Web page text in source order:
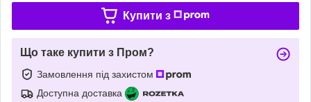
Купити з
Що таке купити з Пром?
Замовлення під захистом
Доступна доставка